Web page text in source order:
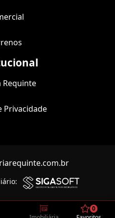
Requinte
Privacidade
0